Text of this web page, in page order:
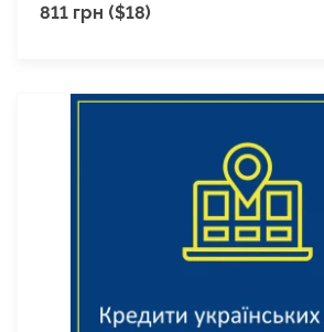
811 грн ($18)